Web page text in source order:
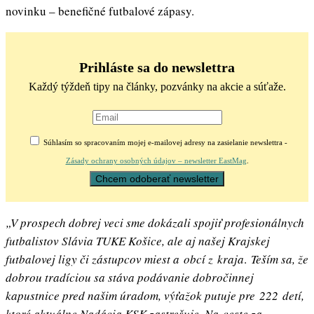
novinku – benefičné futbalové zápasy.
Prihláste sa do newslettra
Každý týždeň tipy na články, pozvánky na akcie a súťaže.
Súhlasím so spracovaním mojej e-mailovej adresy na zasielanie newslettra -
Zásady ochrany osobných údajov – newsletter EastMag
„V prospech dobrej veci sme dokázali spojiť profesionálnych
futbalistov Slávia TUKE Košice, ale aj našej Krajskej
futbalovej ligy či zástupcov miest a obcí z kraja. Teším sa, že
dobrou tradíciou sa stáva podávanie dobročinnej
kapustnice pred našim úradom, výťažok putuje pre 222 detí,